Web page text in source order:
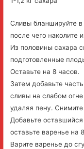
Сливы бланшируйте
после чего наколите
Из половины сахара
подготовленные
Оставьте на 8 часов.
Затем добавьте
сливы на слабом
удаляя пену.
Добавьте
оставьте варенье на
Варите варенье до